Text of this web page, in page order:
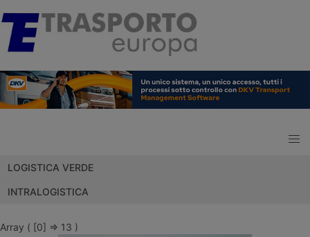
LOGISTICA VERDE
INTRALOGISTICA
Array ( [0] => 13 )